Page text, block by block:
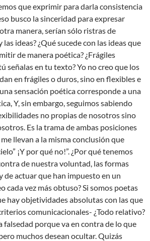
que exprimir para darla consistencia
busco la sinceridad para expresar
manera, serían sólo ristras de
las ideas? ¿Qué sucede con las ideas que
de manera poética? ¿Frágiles
señalas en tu texto? Yo no creo que los
en frágiles o duros, sino en flexibles e
sensación poética corresponde a una
Y, sin embargo, seguimos sabiendo
no propias de nosotros sino
Es la trama de ambas posiciones
llevan a la misma conclusión que
¡Y por qué no!”. ¿Por qué tenemos
de nuestra voluntad, las formas
de actuar que han impuesto en un
cada vez más obtuso? Si somos poetas
hay objetividades absolutas con las que
comunicacionales- ¿Todo relativo?
falsedad porque va en contra de lo que
muchos desean ocultar. Quizás